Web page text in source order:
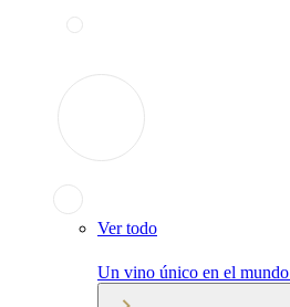
Ver todo
Un vino único en el mundo